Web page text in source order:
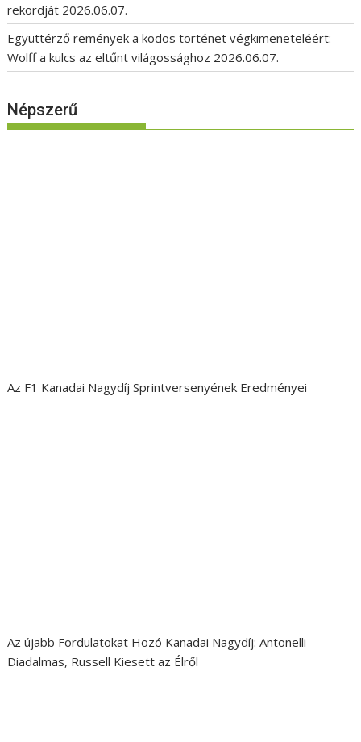
rekordját 2026.06.07.
Együttérző remények a ködös történet végkimeneteléért:
Wolff a kulcs az eltűnt világossághoz 2026.06.07.
Népszerű
Az F1 Kanadai Nagydíj Sprintversenyének Eredményei
Az újabb Fordulatokat Hozó Kanadai Nagydíj: Antonelli
Diadalmas, Russell Kiesett az Élről